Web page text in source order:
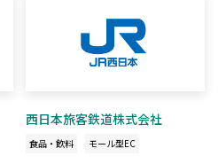
西日本旅客鉄道株式会社
食品・飲料 モール型EC